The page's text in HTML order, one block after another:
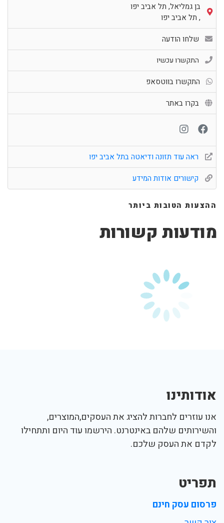
בן גמליאל, תל אביב יפו
, תל אביב יפו
שלחו הודעה
התקשרו עכשיו
התקשרו בווטסאפ
בקרו באתר
ראה עוד תזונה ודיאטה בתל אביב יפו
קישורים אודות המידע
ההצעות הטובות ביותר
מודעות קשורות
אודותינו
אנו עוזרים לחברות להציג את העסקים,המוצרים,
והשירותים שלהם באינטרנט. הירשמו עוד היום ותתחילו
לקדם את העסק שלכם.
תפריט
פרסום עסק חינם